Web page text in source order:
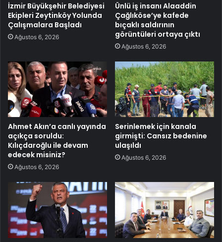
İzmir Büyükşehir Belediyesi
Ekipleri Zeytinköy Yolunda
Çalışmalara Başladı
Ağustos 6, 2026
Ünlü iş insanı Alaaddin
Çağlıköse’ye kafede
bıçaklı saldırının
görüntüleri ortaya çıktı
Ağustos 6, 2026
Ahmet Akın’a canlı yayında
açıkça soruldu:
Kılıçdaroğlu ile devam
edecek misiniz?
Ağustos 6, 2026
Serinlemek için kanala
girmişti: Cansız bedenine
ulaşıldı
Ağustos 6, 2026